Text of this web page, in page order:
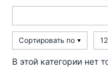
Сортировать по 12
В этой категории нет